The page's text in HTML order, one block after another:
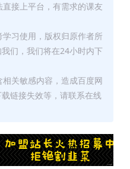
接上平台，有需求的课友
习使用，版权归原作者所
们，我们将在24小时内下
关敏感内容，造成百度网
链接失效等，请联系在线